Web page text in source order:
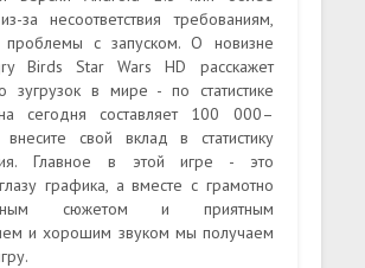
за несоответствия требованиям,
проблемы с запуском. О новизне
Birds Star Wars HD расскажет
зугрузок в мире - по статистике
сегодня составляет 100 000–
свой вклад в статистику
Главное в этой игре - это
графика, а вместе с грамотно
сюжетом и приятным
и хорошим звуком мы получаем